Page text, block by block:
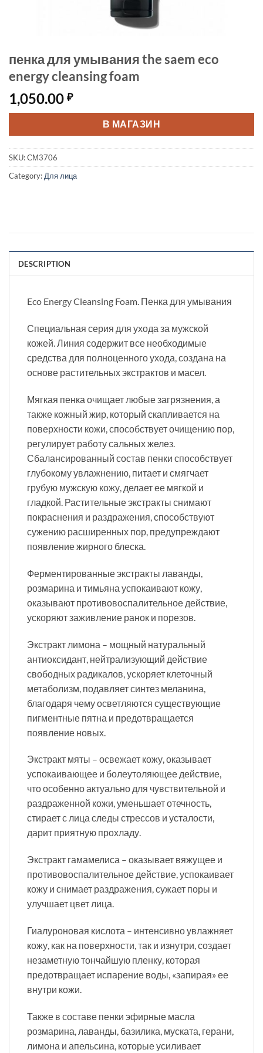
пенка для умывания the saem eco
energy cleansing foam
1,050.00 ₽
В МАГАЗИН
SKU:СМ3706
Category: Для лица
DESCRIPTION
Eco Energy Cleansing Foam. Пенка для умывания
Специальная серия для ухода за мужской
кожей. Линия содержит все необходимые
средства для полноценного ухода, создана на
основе растительных экстрактов и масел.
Мягкая пенка очищает любые загрязнения, а
также кожный жир, который скапливается на
поверхности кожи, способствует очищению пор,
регулирует работу сальных желез.
Сбалансированный состав пенки способствует
глубокому увлажнению, питает и смягчает
грубую мужскую кожу, делает ее мягкой и
гладкой. Растительные экстракты снимают
покраснения и раздражения, способствуют
сужению расширенных пор, предупреждают
появление жирного блеска.
Ферментированные экстракты лаванды,
розмарина и тимьяна успокаивают кожу,
оказывают противовоспалительное действие,
ускоряют заживление ранок и порезов.
Экстракт лимона – мощный натуральный
антиоксидант, нейтрализующий действие
свободных радикалов, ускоряет клеточный
метаболизм, подавляет синтез меланина,
благодаря чему осветляются существующие
пигментные пятна и предотвращается
появление новых.
Экстракт мяты – освежает кожу, оказывает
успокаивающее и болеутоляющее действие,
что особенно актуально для чувствительной и
раздраженной кожи, уменьшает отечность,
стирает с лица следы стрессов и усталости,
дарит приятную прохладу.
Экстракт гамамелиса – оказывает вяжущее и
противовоспалительное действие, успокаивает
кожу и снимает раздражения, сужает поры и
улучшает цвет лица.
Гиалуроновая кислота – интенсивно увлажняет
кожу, как на поверхности, так и изнутри, создает
незаметную тончайшую пленку, которая
предотвращает испарение воды, «запирая» ее
внутри кожи.
Также в составе пенки эфирные масла
розмарина, лаванды, базилика, муската, герани,
лимона и апельсина, которые усиливает